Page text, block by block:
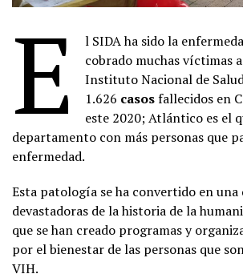
E
l SIDA ha sido la
cobrado muchas víctimas
Instituto Nacional de
1.626 casosfallecidos en
este 2020; Atlántico es el
departamento con más personas que
enfermedad.
Esta patología se ha convertido en una
devastadoras de la historia de la
que se han creado programas y
por el bienestar de las personas que
VIH.